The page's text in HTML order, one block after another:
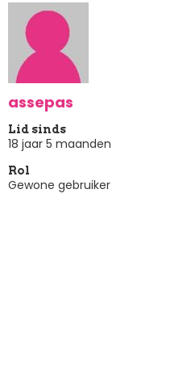
assepas
Lid sinds
18 jaar 5 maanden
Rol
Gewone gebruiker